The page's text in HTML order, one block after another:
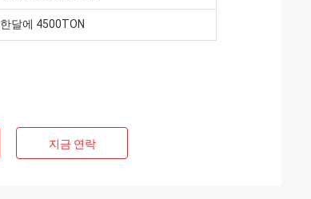
한달에 4500TON
지금 연락